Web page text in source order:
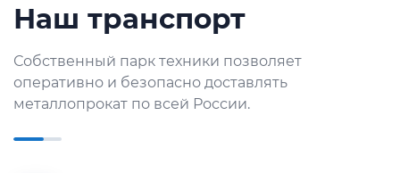
Наш транспорт
Собственный парк техники позволяет
оперативно и безопасно доставлять
металлопрокат по всей России.